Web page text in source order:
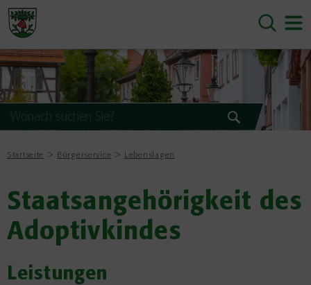
Startseite Bürgerservice Lebenslagen
Staatsangehörigkeit des
Adoptivkindes
Leistungen